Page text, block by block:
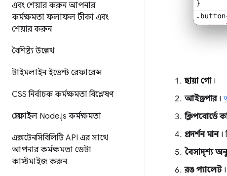
এবং শেয়ার করুনআপনার
কর্মক্ষমতা ফলাফল টীকা এবং
শেয়ার করুন
বৈশিষ্ট্য উল্লেখ
টাইমলাইন ইভেন্ট রেফারেন্স
CSS নির্বাচক কর্মক্ষমতা বিশ্লেষণ
প্রোফাইল Node.js কর্মক্ষমতা
এক্সটেনসিবিলিটি API এর সাথে
আপনার কর্মক্ষমতা ডেটা
কাস্টমাইজ করুন
ছায়া গো।
আইড্রপার।
ক্লিপবোর্ডে
প্রদর্শন মান।
বৈসাদৃশ্য
রঙ প্যালেট